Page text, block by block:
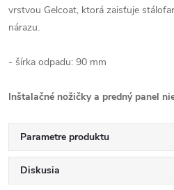
vrstvou Gelcoat, ktorá zaisťuje
nárazu.
- šírka odpadu: 90 mm
Inštalačné nožičky a predný panel
Parametre produktu
Diskusia